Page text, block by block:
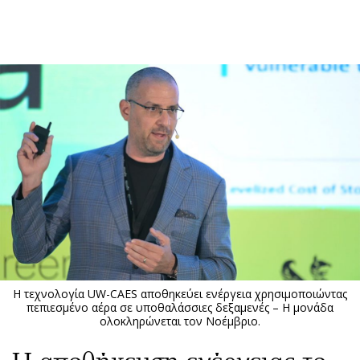
ΚΑΤΗΓΟΡΙΕΣ ΣΥΝΔΕΣΗ
Κύπρος
Παιδεία
Υγεία
Πολιτική
Βουλευτικές 2026
Εκλογές 2024
Προεδρικές 2023
Δημοσκοπήσεις
Διπλωματία
Απόψεις
Αρθρογραφία
The Hill
Υγεία
Αγγελίες
Ενοικιάζονται
Πωλούνται
Ζητούν εργασία
Θέσεις εργασίας
Η τεχνολογία UW-CAES αποθηκεύει ενέργεια χρησιμοποιώντας
πεπιεσμένο αέρα σε υποθαλάσσιες δεξαμενές – Η μονάδα
ολοκληρώνεται τον Νοέμβριο.